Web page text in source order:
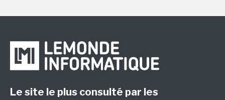
Le site le plus consulté par les